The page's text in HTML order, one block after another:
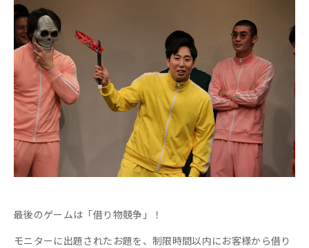
最後のゲームは「借り物競争」！
モニターに出題されたお題を、制限時間以内にお客様から借り